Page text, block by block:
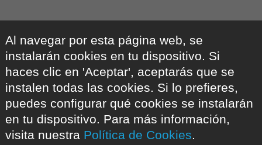
Al navegar por esta página web, se
instalarán cookies en tu dispositivo. Si
haces clic en 'Aceptar', aceptarás que se
instalen todas las cookies. Si lo prefieres,
puedes configurar qué cookies se instalarán
en tu dispositivo. Para más información,
visita nuestra Política de Cookies.